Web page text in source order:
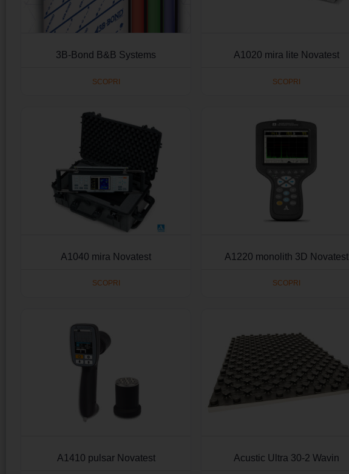
3B-Bond B&B Systems
SCOPRI
A1020 mira lite Novatest
SCOPRI
A1040 mira Novatest
SCOPRI
A1220 monolith 3D Novatest
SCOPRI
A1410 pulsar Novatest Acustic Ultra 30-2 Wavin